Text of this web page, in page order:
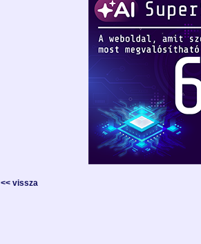
<< vissza